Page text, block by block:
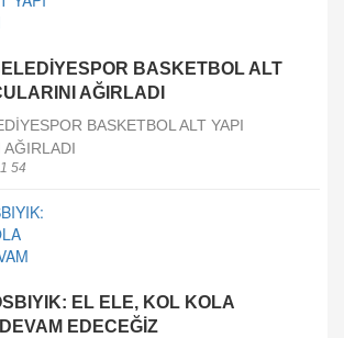
BASKETBOL ALT
AĞIRLADI
BASKETBOL ALT YAPI
AĞIRLADI
54
EL ELE, KOL KOLA
EDECEĞİZ